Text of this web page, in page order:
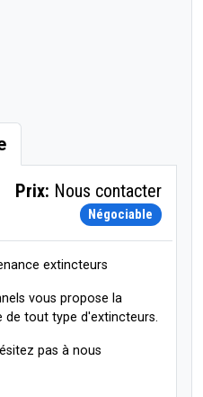
Prix: Nous contacter
Négociable
extincteurs
vous propose la
de tout type d'extincteurs.
pas à nous